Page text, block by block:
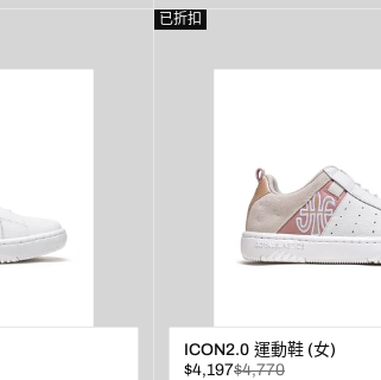
扣
已折扣
ICON2.0 運動鞋 (女)
已
$4,197
原
$4,770